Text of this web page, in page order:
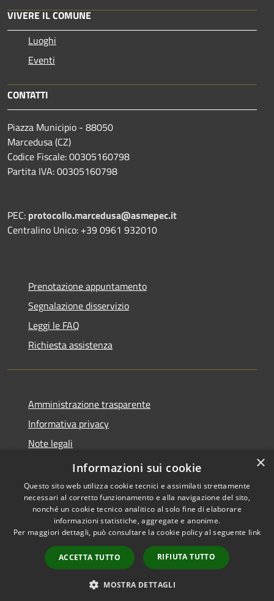
VIVERE IL COMUNE
Luoghi
Eventi
CONTATTI
Piazza Municipio - 88050
Marcedusa (CZ)
Codice Fiscale: 00305160798
Partita IVA: 00305160798
PEC: protocollo.marcedusa@asmepec.it
Centralino Unico: +39 0961 932010
Prenotazione appuntamento
Segnalazione disservizio
Leggi le FAQ
Richiesta assistenza
Amministrazione trasparente
Informativa privacy
Note legali
Dichiarazione di accessibilità
Accessibilità
Copyright © 2026 • Comune di
Marcedusa • Powered by
Municipium•
Accesso
redazione
×
Informazioni sui cookie
Questo sito web utilizza cookie tecnici e assimilati strettamente
necessari al corretto funzionamento e alla navigazione del sito,
nonché un cookie tecnico analitico al solo fine di elaborare
informazioni statistiche, aggregate e anonime.
Per maggiori dettagli, può consultare la cookie policy al seguente link
ACCETTA TUTTO RIFIUTA TUTTO
MOSTRA DETTAGLI